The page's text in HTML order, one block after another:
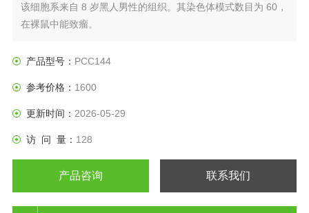
该细胞系来自 8 岁黑人男性的组织。其染色体模式数目为 60，
在裸鼠中能致瘤。
该细胞系含有乙型肝炎病毒基因组，需在 2 级生物安全防护下
下：Amelogenin: X；CSF1PO: 8；D13S317: 12,14；
8,10；THO1: 6,7；TPOX: 9；vWA: 17
产品型号： PCC144
参考价格： 1600
更新时间： 2026-05-29
访 问 量： 128
产品咨询 联系我们